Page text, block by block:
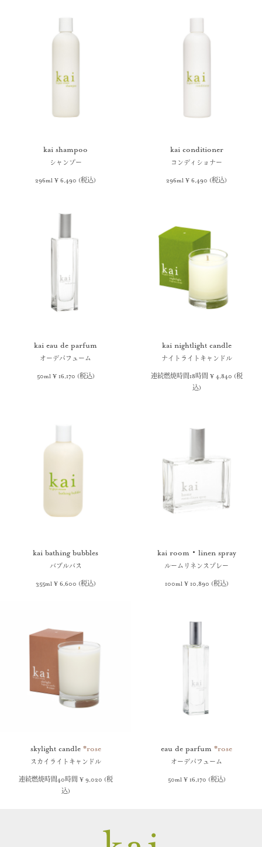
kai shampoo
シャンプー
296ml ¥ 6,490 (税込)
kai conditioner
コンディショナー
296ml ¥ 6,490 (税込)
kai eau de parfum
オーデパフューム
50ml ¥ 16,170 (税込)
kai nightlight candle
ナイトライトキャンドル
連続燃焼時間18時間 ¥ 4,840 (税
込)
kai bathing bubbles
バブルバス
355ml ¥ 6,600 (税込)
kai room・linen spray
ルームリネンスプレー
100ml ¥ 10,890 (税込)
skylight candle *rose
スカイライトキャンドル
連続燃焼時間40時間 ¥ 9,020 (税
込)
eau de parfum *rose
オーデパフューム
50ml ¥ 16,170 (税込)